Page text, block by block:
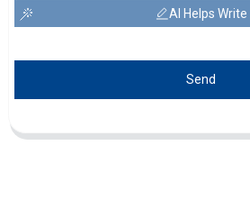
AI Helps Write
Send